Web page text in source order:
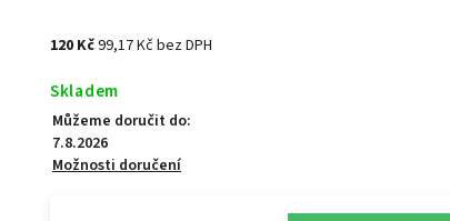
120 Kč99,17 Kč bez DPH
Skladem
Můžeme doručit do:
7.8.2026
Možnosti doručení